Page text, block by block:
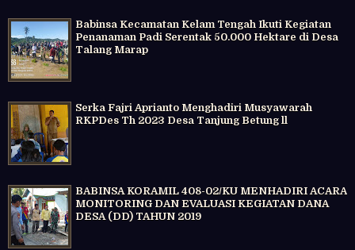
Babinsa Kecamatan Kelam Tengah Ikuti Kegiatan
Penanaman Padi Serentak 50.000 Hektare di Desa
Talang Marap
Serka Fajri Aprianto Menghadiri Musyawarah
RKPDes Th 2023 Desa Tanjung Betung ll
BABINSA KORAMIL 408-02/KU MENHADIRI ACARA
MONITORING DAN EVALUASI KEGIATAN DANA
DESA (DD) TAHUN 2019